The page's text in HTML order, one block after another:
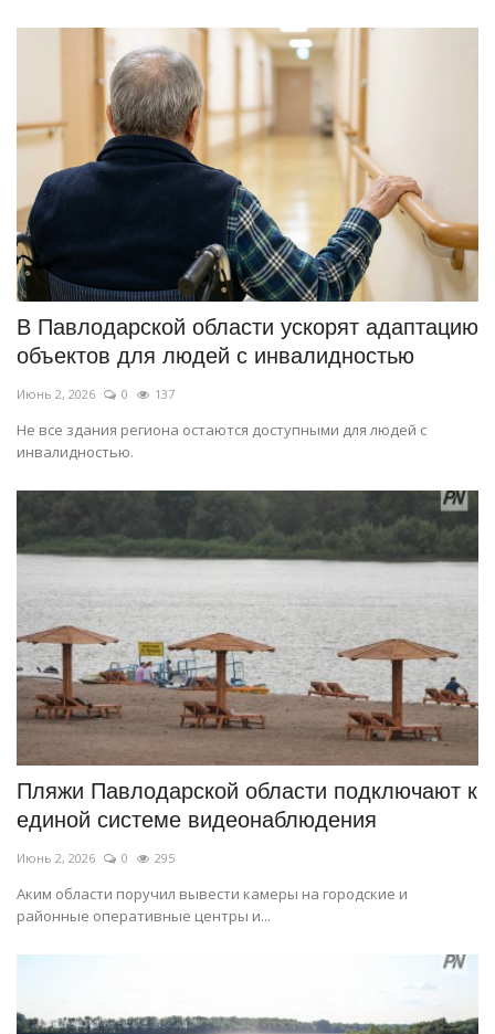
В Павлодарской области ускорят адаптацию
объектов для людей с инвалидностью
Июнь 2, 2026 0 137
Не все здания региона остаются доступными для людей с
инвалидностью.
Пляжи Павлодарской области подключают к
единой системе видеонаблюдения
Июнь 2, 2026 0 295
Аким области поручил вывести камеры на городские и
районные оперативные центры и...